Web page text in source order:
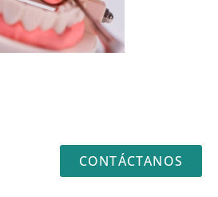
CONTÁCTANOS